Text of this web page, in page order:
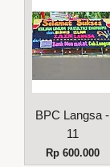
BPC Langsa -
11
Harga
Rp 600.000